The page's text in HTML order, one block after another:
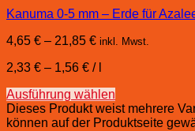
Kanuma 0-5 mm – Erde für
4,65 € – 21,85 € inkl. Mwst.
2,33 € – 1,56 € /
Ausführung wählen
Dieses Produkt weist mehrere
können auf der Produktseite